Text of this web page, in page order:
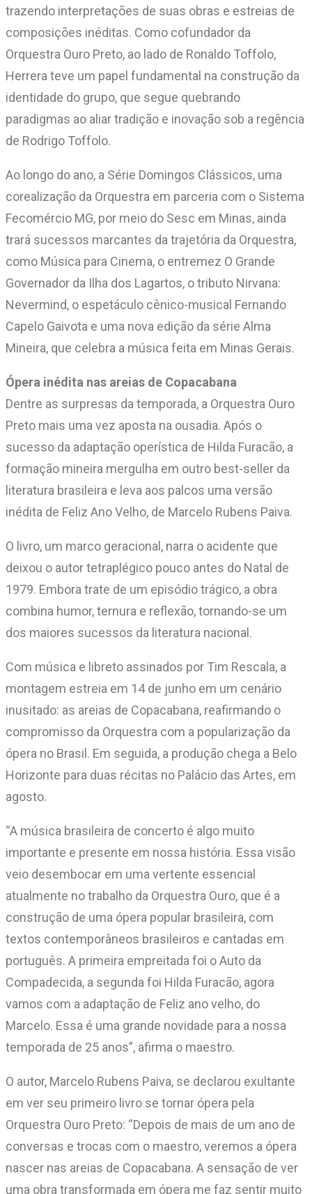
trazendo interpretações de suas obras e estreias de
composições inéditas. Como cofundador da
Orquestra Ouro Preto, ao lado de Ronaldo Toffolo,
Herrera teve um papel fundamental na construção da
identidade do grupo, que segue quebrando
paradigmas ao aliar tradição e inovação sob a regência
de Rodrigo Toffolo.
Ao longo do ano, a Série Domingos Clássicos, uma
corealização da Orquestra em parceria com o Sistema
Fecomércio MG, por meio do Sesc em Minas, ainda
trará sucessos marcantes da trajetória da Orquestra,
como Música para Cinema, o entremez O Grande
Governador da Ilha dos Lagartos, o tributo Nirvana:
Nevermind, o espetáculo cênico-musical Fernando
Capelo Gaivota e uma nova edição da série Alma
Mineira, que celebra a música feita em Minas Gerais.
Ópera inédita nas areias de Copacabana
Dentre as surpresas da temporada, a Orquestra Ouro
Preto mais uma vez aposta na ousadia. Após o
sucesso da adaptação operística de Hilda Furacão, a
formação mineira mergulha em outro best-seller da
literatura brasileira e leva aos palcos uma versão
inédita de Feliz Ano Velho, de Marcelo Rubens Paiva.
O livro, um marco geracional, narra o acidente que
deixou o autor tetraplégico pouco antes do Natal de
1979. Embora trate de um episódio trágico, a obra
combina humor, ternura e reflexão, tornando-se um
dos maiores sucessos da literatura nacional.
Com música e libreto assinados por Tim Rescala, a
montagem estreia em 14 de junho em um cenário
inusitado: as areias de Copacabana, reafirmando o
compromisso da Orquestra com a popularização da
ópera no Brasil. Em seguida, a produção chega a Belo
Horizonte para duas récitas no Palácio das Artes, em
agosto.
“A música brasileira de concerto é algo muito
importante e presente em nossa história. Essa visão
veio desembocar em uma vertente essencial
atualmente no trabalho da Orquestra Ouro, que é a
construção de uma ópera popular brasileira, com
textos contemporâneos brasileiros e cantadas em
português. A primeira empreitada foi o Auto da
Compadecida, a segunda foi Hilda Furacão, agora
vamos com a adaptação de Feliz ano velho, do
Marcelo. Essa é uma grande novidade para a nossa
temporada de 25 anos”, afirma o maestro.
O autor, Marcelo Rubens Paiva, se declarou exultante
em ver seu primeiro livro se tornar ópera pela
Orquestra Ouro Preto: “Depois de mais de um ano de
conversas e trocas com o maestro, veremos a ópera
nascer nas areias de Copacabana. A sensação de ver
uma obra transformada em ópera me faz sentir muito